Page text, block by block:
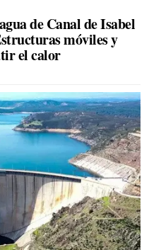
de Canal de Isabel
móviles y
el calor